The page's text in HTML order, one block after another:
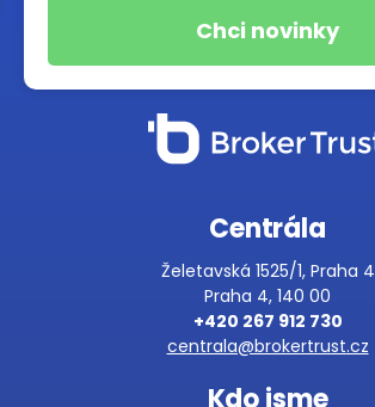
Centrála
Želetavská 1525/1, Praha 4
Praha 4, 140 00
+420 267 912 730
centrala@brokertrust.cz
Kdo jsme